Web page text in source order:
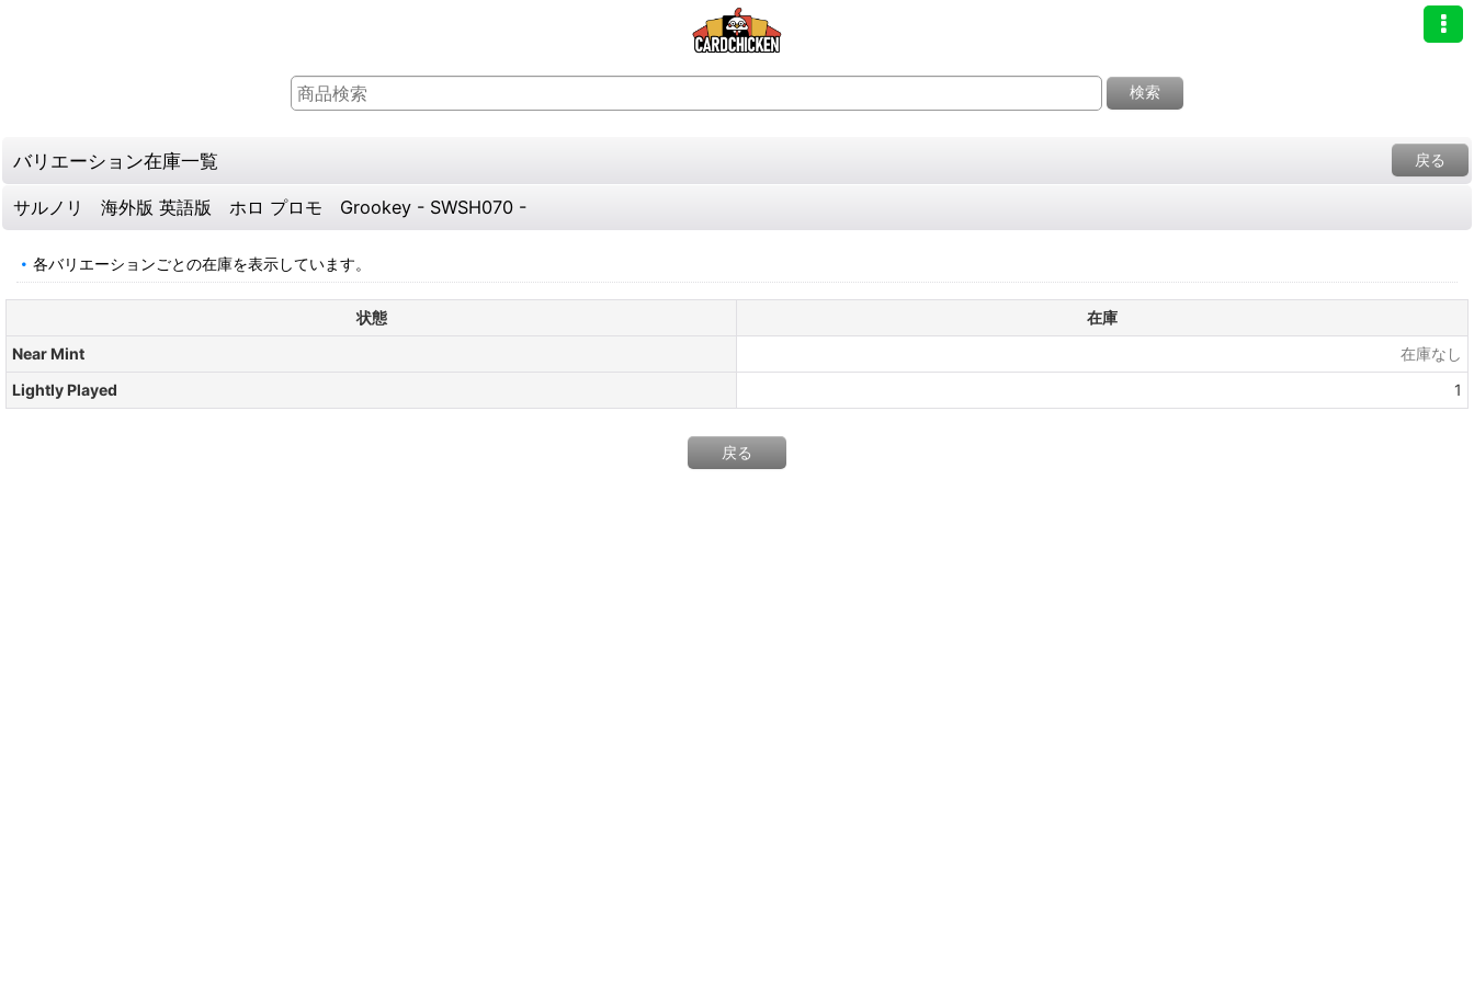
検索
バリエーション在庫一覧 戻る
サルノリ 海外版 英語版 ホロ プロモ Grookey - SWSH070 -
各バリエーションごとの在庫を表示しています。
状態
在庫
Near Mint
在庫なし
Lightly Played
1
戻る